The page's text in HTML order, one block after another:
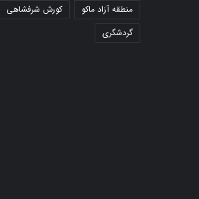
منطقه آزاد ماکو
کورش شرفشاهی
گردشگری